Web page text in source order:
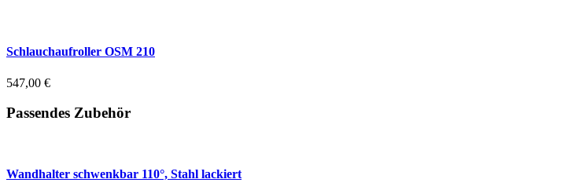
Schlauchaufroller OSM 210
547,00 €
Passendes Zubehör
Wandhalter schwenkbar 110°, Stahl lackiert